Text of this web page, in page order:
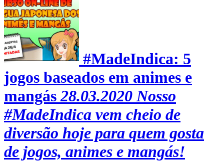
#MadeIndica: 5
jogos baseados em animes e
mangás 28.03.2020 Nosso
#MadeIndica vem cheio de
diversão hoje para quem gosta
de jogos, animes e mangás!